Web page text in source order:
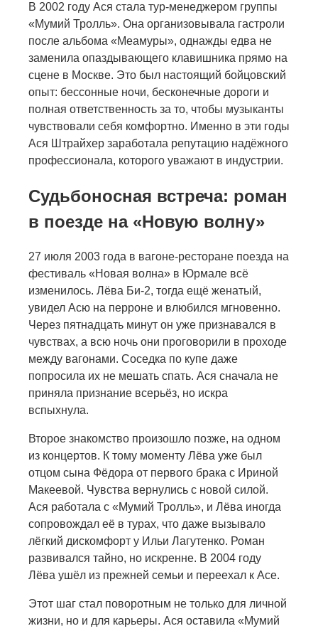
В 2002 году Ася стала тур-менеджером группы
«Мумий Тролль». Она организовывала гастроли
после альбома «Меамуры», однажды едва не
заменила опаздывающего клавишника прямо на
сцене в Москве. Это был настоящий бойцовский
опыт: бессонные ночи, бесконечные дороги и
полная ответственность за то, чтобы музыканты
чувствовали себя комфортно. Именно в эти годы
Ася Штрайхер заработала репутацию надёжного
профессионала, которого уважают в индустрии.
Судьбоносная встреча: роман
в поезде на «Новую волну»
27 июля 2003 года в вагоне-ресторане поезда на
фестиваль «Новая волна» в Юрмале всё
изменилось. Лёва Би-2, тогда ещё женатый,
увидел Асю на перроне и влюбился мгновенно.
Через пятнадцать минут он уже признавался в
чувствах, а всю ночь они проговорили в проходе
между вагонами. Соседка по купе даже
попросила их не мешать спать. Ася сначала не
приняла признание всерьёз, но искра
вспыхнула.
Второе знакомство произошло позже, на одном
из концертов. К тому моменту Лёва уже был
отцом сына Фёдора от первого брака с Ириной
Макеевой. Чувства вернулись с новой силой.
Ася работала с «Мумий Тролль», и Лёва иногда
сопровождал её в турах, что даже вызывало
лёгкий дискомфорт у Ильи Лагутенко. Роман
развивался тайно, но искренне. В 2004 году
Лёва ушёл из прежней семьи и переехал к Асе.
Этот шаг стал поворотным не только для личной
жизни, но и для карьеры. Ася оставила «Мумий